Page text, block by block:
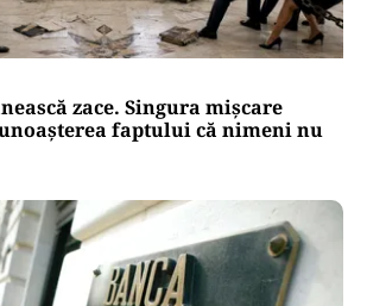
zace. Singura mișcare
faptului că nimeni nu